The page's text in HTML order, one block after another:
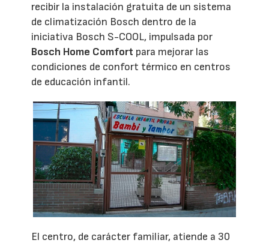
recibir la instalación gratuita de un sistema
de climatización Bosch dentro de la
iniciativa Bosch S-COOL, impulsada por
Bosch Home Comfort para mejorar las
condiciones de confort térmico en centros
de educación infantil.
El centro, de carácter familiar, atiende a 30